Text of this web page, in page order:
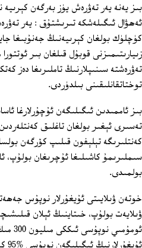
بىز يەنە يەر تەۋرەش يۈز بەرگەن
ئەھۋال ئىگىلەشكە تىرىشتۇق : يەر
كۈچلۈك بولغان كېرىيەنىڭ جەنۇبىغا
زىيارىتىمىزنى قوبۇل قىلغان بىر
تەۋرەشتە سىنىپلارنىڭ تاملىرىغا دەز
توختاتقانلىقىنى بىلدۈردى.
بىز ئاممىدىن ئىگىلىگەن ئۇچۇرلارغا
تەسىرى ئېغىر بولغان تاغلىق
كەنتلىرىگە تېلېفون قىلىپ كۆرگەن
سىملىرىمۇ كاشىلىغا ئۇچرىغان بولۇپ،
بولمىدى.
خوتەن ۋىلايىتى ئۇيغۇرلار نوپۇس
ۋىلايەت بولۇپ، خىتاينىڭ ئېلان